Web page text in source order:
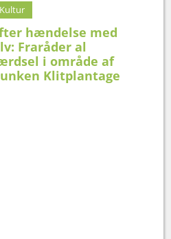
Kultur
hændelse med
Fraråder al
i område af
Klitplantage